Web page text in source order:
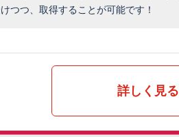
つつ、取得することが可能です！
詳しく見る